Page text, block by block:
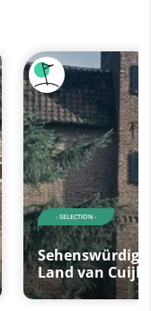
- SELECTION -
Land van Cuijk